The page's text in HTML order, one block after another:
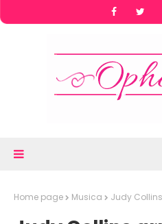
Home page Musica Judy